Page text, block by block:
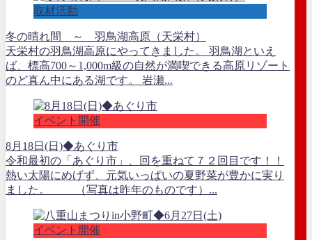
取材活動
冬の晴れ間 ～ 羽鳥湖高原（天栄村）
天栄村の羽鳥湖高原にやってきました。 羽鳥湖といえ
ば、標高700～1,000m級の自然が満喫できる高原リゾート
のど真ん中にある湖です。 岩瀬...
イベント開催
8月18日(日)◆あぐり市
令和最初の「あぐり市」、回を重ねて７２回目です！！
熱い太陽にめげず、元気いっぱいの夏野菜が豊かに実り
ました。 （写真は昨年のものです）...
イベント開催